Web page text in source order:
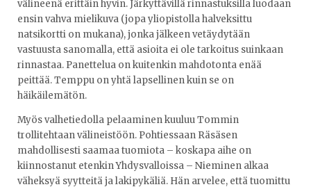
välineenä erittäin hyvin. Järkyttävillä rinnastuksilla luodaan
ensin vahva mielikuva (jopa yliopistolla halveksittu
natsikortti on mukana), jonka jälkeen vetäydytään
vastuusta sanomalla, että asioita ei ole tarkoitus suinkaan
rinnastaa. Panettelua on kuitenkin mahdotonta enää
peittää. Temppu on yhtä lapsellinen kuin se on
häikäilemätön.
Myös valhetiedolla pelaaminen kuuluu Tommin
trollitehtaan välineistöön. Pohtiessaan Räsäsen
mahdollisesti saamaa tuomiota – koskapa aihe on
kiinnostanut etenkin Yhdysvalloissa – Nieminen alkaa
väheksyä syytteitä ja lakipykäliä. Hän arvelee, että tuomittu